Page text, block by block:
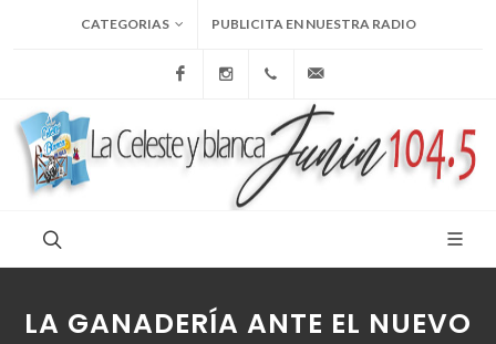
CATEGORIAS PUBLICITA EN NUESTRA RADIO
FacebookInstagram+54 9 236 465-4833
LA GANADERÍA ANTE EL NUEVO